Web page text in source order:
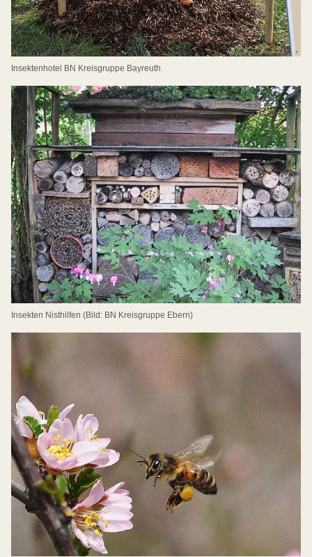
Insektenhotel BN Kreisgruppe Bayreuth
Insekten Nisthilfen (Bild: BN Kreisgruppe Ebern)